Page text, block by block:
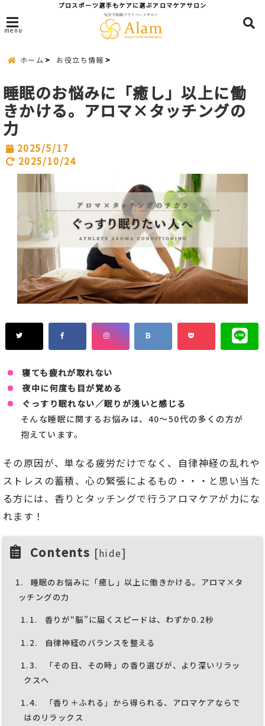
プロスポーツ選手もケアに選ぶアロマケアサロン
menu
ホーム お役立ち情報
睡眠のお悩みに「癒し」以上に働
きかける。アロマ×タッチングの
力
2025/5/17
2025/10/24
寝ても疲れが取れない
夜中に何度も 目が覚める
ぐっすり眠れない／眠りが浅いと感じる
そんな睡眠に関する お悩みは、 40〜50代の多く の方が
抱えています。
その原因が、単なる疲労だけでなく、 自律神経の乱れや
ストレスの蓄積、心の緊張によるもの・・・と思い当た
る方には、香りとタッチングで行うアロマケアが力にな
れます！
Contents [hide]
1.
睡眠のお悩みに「癒し」以上に働きかける。アロマ×タ
ッチングの力
1.1. 香りが“脳”に届くスピードは、わずか0.2秒
1.2. 自律神経のバランスを整える
1.3.
「その日、その時」の香り選びが、より深いリラッ
クスへ
1.4.
「香り＋ふれる」から得られる、アロマケアならで
はのリラックス